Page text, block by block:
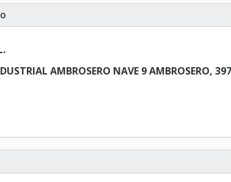
AMBROSERO NAVE 9 AMBROSERO,